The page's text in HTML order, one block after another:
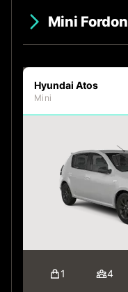
Mini Fordon
Hyundai Atos
Mini
1 4